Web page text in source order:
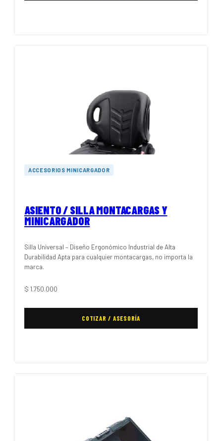
ACCESORIOS MINICARGADOR
ASIENTO / SILLA MONTACARGAS Y
MINICARGADOR
Silla Universal – Diseño Ergonómico Industrial de Alta
Durabilidad Apta para cualquier montacargas, no importa la
marca.
$ 1.750.000
COTIZAR / ASESORÍA